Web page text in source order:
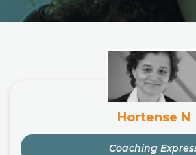
Hortense N
Coaching